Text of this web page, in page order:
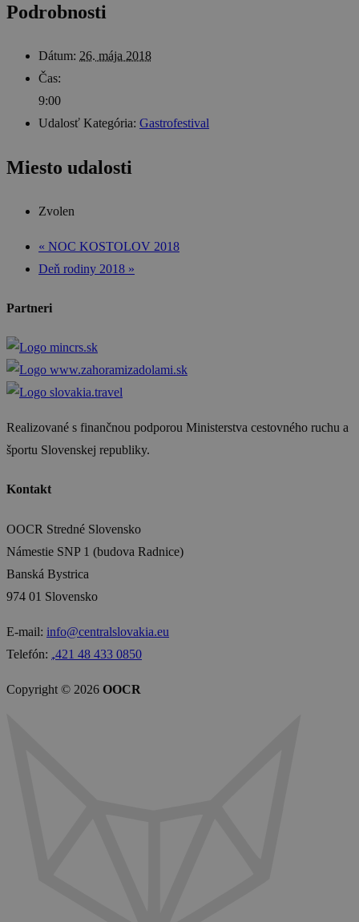
Podrobnosti
Dátum: 26. mája 2018
Čas:
9:00
Udalosť Kategória: Gastrofestival
Miesto udalosti
Zvolen
« NOC KOSTOLOV 2018
Deň rodiny 2018 »
Partneri
Realizované s finančnou podporou Ministerstva cestovného ruchu a
športu Slovenskej republiky.
Kontakt
OOCR Stredné Slovensko
Námestie SNP 1 (budova Radnice)
Banská Bystrica
974 01 Slovensko
E-mail: info@centralslovakia.eu
Telefón: ₊421 48 433 0850
Copyright © 2026 OOCR